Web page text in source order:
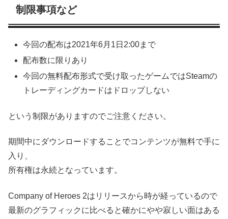
制限事項など
今回の配布は2021年6月1日2:00まで
配布数に限りあり
今回の無料配布形式で受け取ったゲームではSteamの
トレーディングカードはドロップしない
という制限がありますのでご注意ください。
期間中にダウンロードすることでコンテンツが無料で手に
入り、
所有権は永続となっています。
Company of Heroes 2はリリースから時が経っているので
最新のグラフィックに比べると確かにやや寂しい面はある